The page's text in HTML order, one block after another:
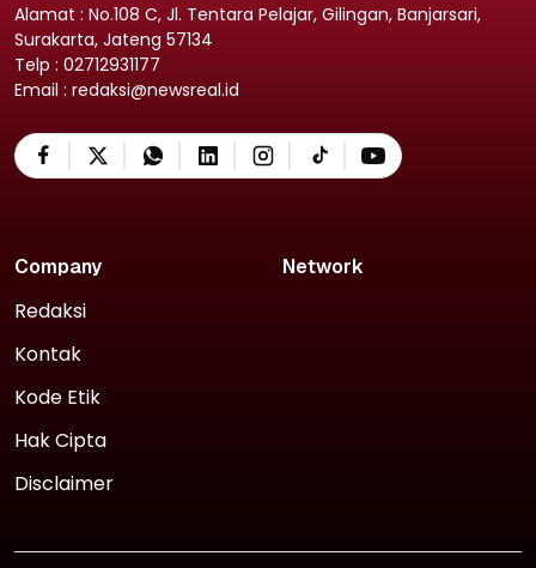
Alamat : No.108 C, Jl. Tentara Pelajar, Gilingan, Banjarsari,
Surakarta, Jateng 57134
Telp : 02712931177
Email : redaksi@newsreal.id
Company
Redaksi
Kontak
Kode Etik
Hak Cipta
Disclaimer
Network